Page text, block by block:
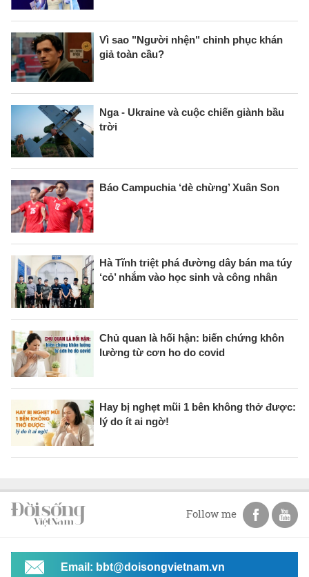
Vì sao "Người nhện" chinh phục khán
giả toàn cầu?
Nga - Ukraine và cuộc chiến giành bầu
trời
Báo Campuchia ‘dè chừng’ Xuân Son
Hà Tĩnh triệt phá đường dây bán ma túy
‘cỏ’ nhắm vào học sinh và công nhân
Chủ quan là hối hận: biến chứng khôn
lường từ cơn ho do covid
Hay bị nghẹt mũi 1 bên không thở được:
lý do ít ai ngờ!
Follow me
Email: bbt@doisongvietnam.vn